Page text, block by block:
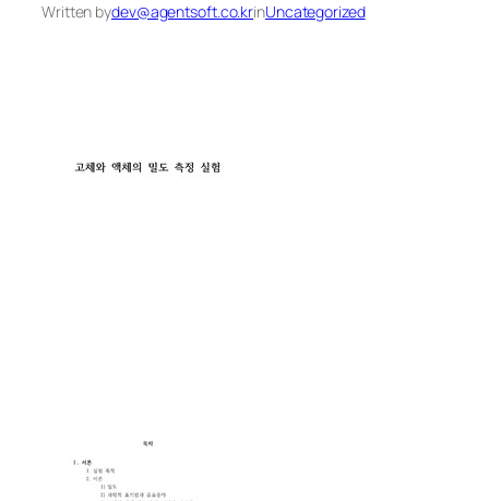
Written bydev@agentsoft.co.krinUncategorized